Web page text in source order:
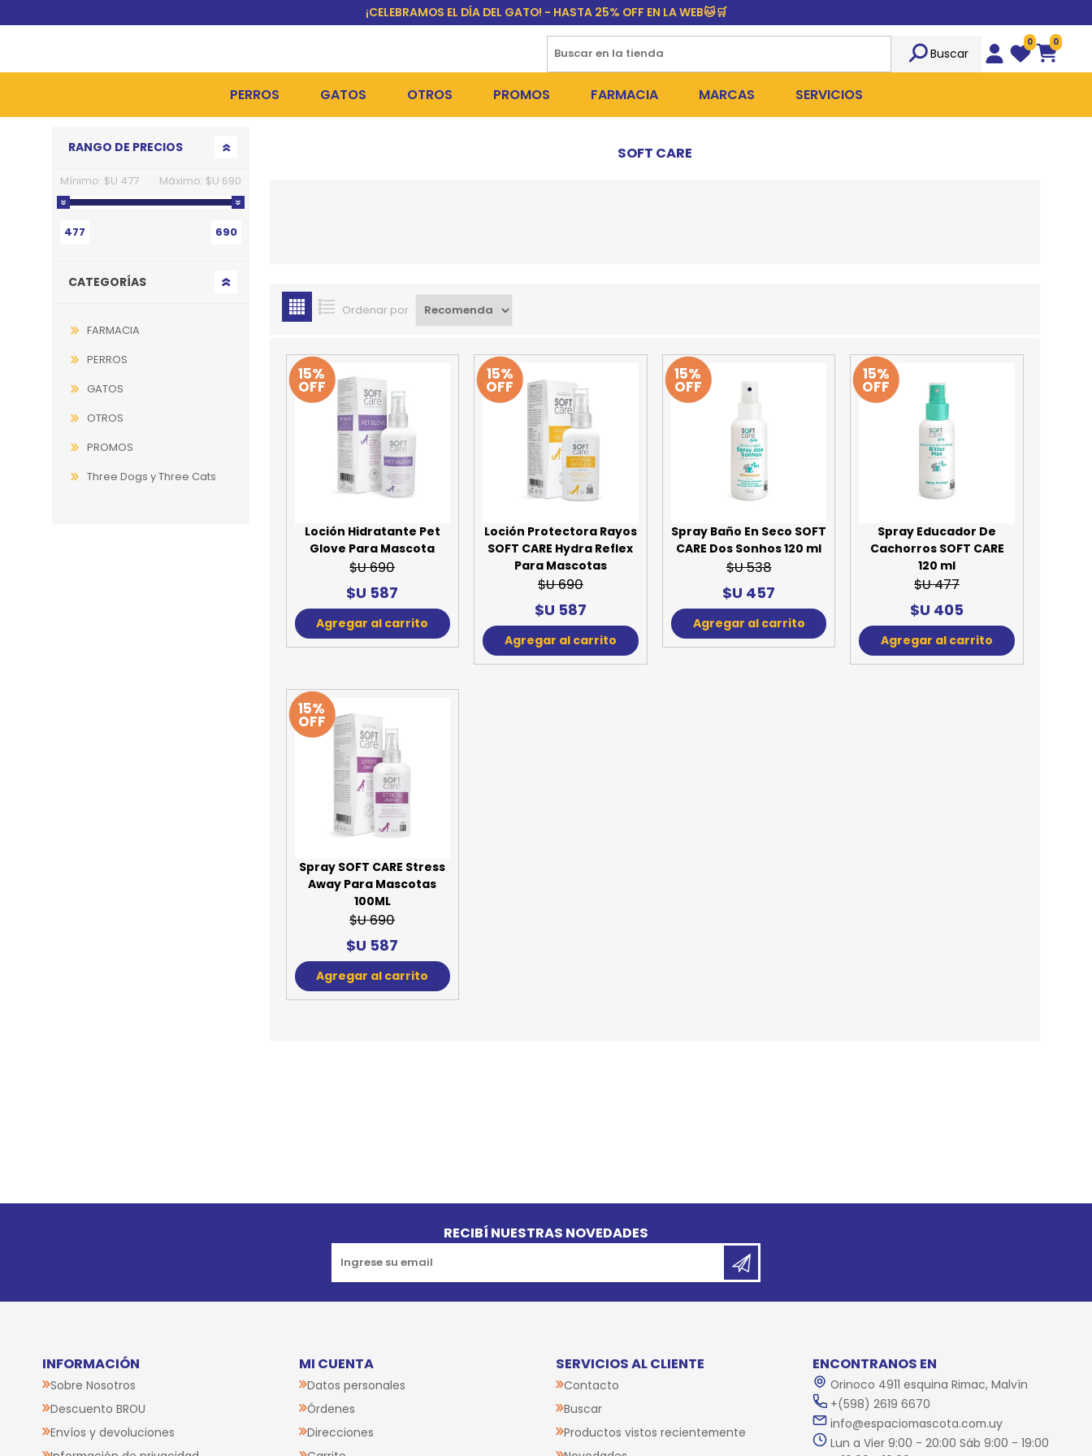
¡CELEBRAMOS EL DÍA DEL GATO! - HASTA 25% OFF EN LA WEB🐱🛒
Buscar
PERROS
BOLSAS PARA MATERIA
COLLARES, ARNESES Y CORREAS
JUGUETES
COMEDEROS Y BEBEDEROS
GATOS
JUGUETES Y RASCADORES
COLLARES Y ACCESORIOS
TRANSPORTADORAS
CAMAS
OTROS PROMOS FARMACIA
MEDICAMENTOS
MARCAS
MAX
THREE CATS
THREE DOGS
PEDIGREE
ROYAL CANIN
Ver todas
SERVICIOS
Wishlist
0
Carrito
0
SOFT CARE
Ordenar por
15%
OFF
Loción Hidratante Pet
Glove Para Mascota
$U 690
$U 587
Agregar al carrito
15%
OFF
Loción Protectora Rayos
SOFT CARE Hydra Reflex
Para Mascotas
$U 690
$U 587
Agregar al carrito
15%
OFF
Spray Baño En Seco SOFT
CARE Dos Sonhos 120 ml
$U 538
$U 457
Agregar al carrito
15%
OFF
Spray Educador De
Cachorros SOFT CARE
120 ml
$U 477
$U 405
Agregar al carrito
15%
OFF
Spray SOFT CARE Stress
Away Para Mascotas
100ML
$U 690
$U 587
Agregar al carrito
RANGO DE PRECIOS
Mínimo: $U 477 Máximo: $U 690
477 690
CATEGORÍAS
FARMACIA
PERROS
GATOS
OTROS
PROMOS
Three Dogs y Three Cats
RECIBÍ NUESTRAS NOVEDADES
INFORMACIÓN
Sobre Nosotros
Descuento BROU
Envíos y devoluciones
MI CUENTA
Datos personales
Órdenes
Direcciones
SERVICIOS AL CLIENTE
Contacto
Buscar
Productos vistos recientemente
ENCONTRANOS EN
Orinoco 4911 esquina Rimac, Malvín
+(598) 2619 6670
info@espaciomascota.com.uy
Lun a Vier 9:00 - 20:00 Sáb 9:00 - 19:00